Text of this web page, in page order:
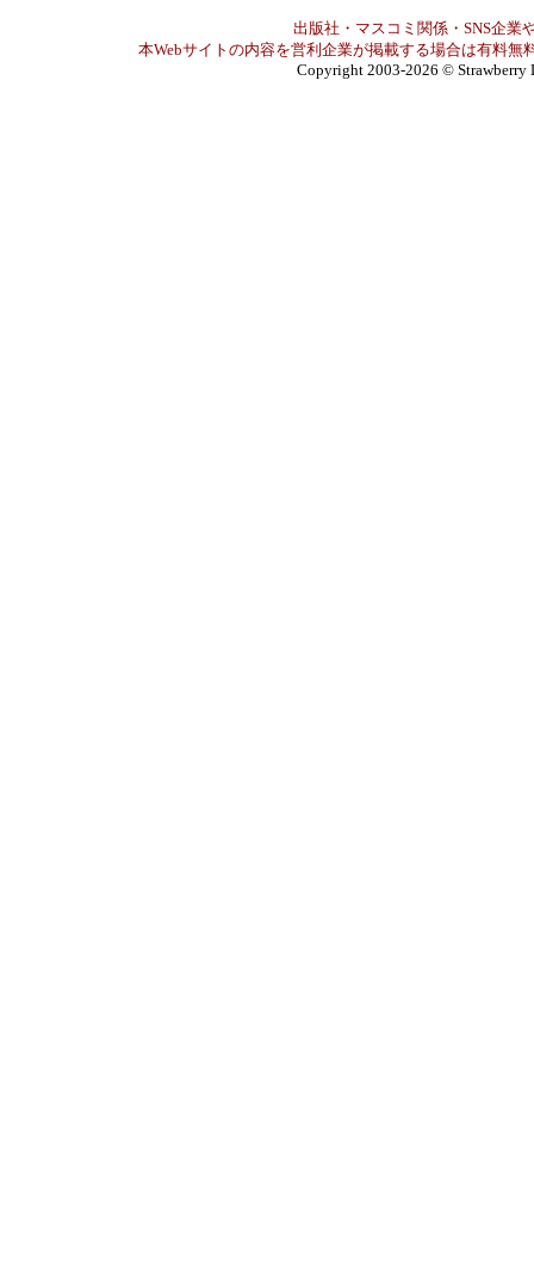
出版社・マスコミ関係・SNS企業
本Webサイトの内容を営利企業が掲載する場合は有料無
Copyright 2003-2026 © Strawberry